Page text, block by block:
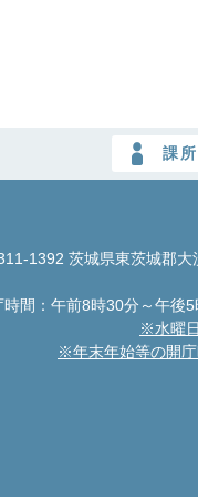
課
1392 茨城県東茨城郡
時間：午前8時30分～午後
※水曜
※年末年始等の開庁